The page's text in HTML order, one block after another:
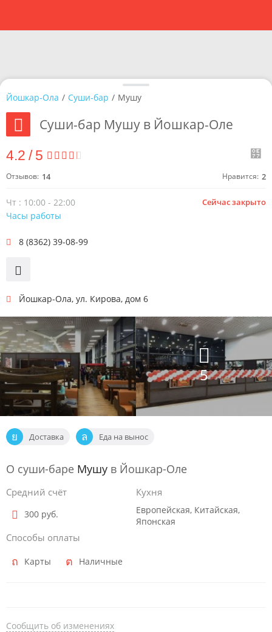
5
Доставка Еда на вынос
Йошкар-Ола / Суши-бар / Мушу
Суши-бар Мушу в Йошкар-Оле
4.2 / 5
Отзывов: 14 Нравится: 2
8 (8362) 39-08-99
Йошкар-Ола, ул. Кирова, дом 6
Сейчас закрыто
Чт : 10:00 - 22:00
Часы работы
О суши-баре Мушу в Йошкар-Оле
Средний счёт
300 руб.
Способы оплаты
Карты Наличные
Кухня
Европейская, Китайская,
Японская
Сообщить об изменениях